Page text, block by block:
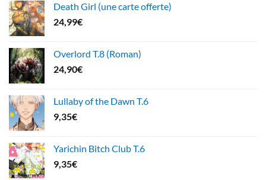
Death Girl (une carte offerte)
24,99€
Overlord T.8 (Roman)
24,90€
Lullaby of the Dawn T.6
9,35€
Yarichin Bitch Club T.6
9,35€